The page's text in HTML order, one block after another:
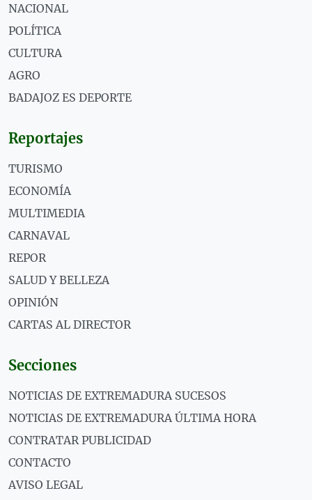
NACIONAL
POLÍTICA
CULTURA
AGRO
BADAJOZ ES DEPORTE
Reportajes
TURISMO
ECONOMÍA
MULTIMEDIA
CARNAVAL
REPOR
SALUD Y BELLEZA
OPINIÓN
CARTAS AL DIRECTOR
Secciones
NOTICIAS DE EXTREMADURA SUCESOS
NOTICIAS DE EXTREMADURA ÚLTIMA HORA
CONTRATAR PUBLICIDAD
CONTACTO
AVISO LEGAL